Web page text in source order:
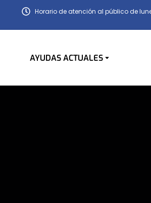
Horario de atención al público de
AYUDAS ACTUALES